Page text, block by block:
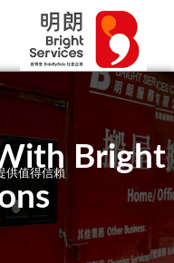
Bright
值得信賴
咖啡店